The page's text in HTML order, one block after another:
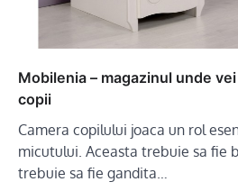
Mobilenia – magazinul unde
copii
Camera copilului joaca un rol
micutului. Aceasta trebuie sa fie
trebuie sa fie gandita…